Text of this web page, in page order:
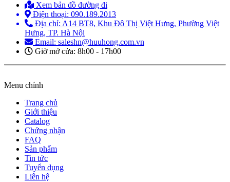
Xem bản đồ đường đi
Điện thoại: 090.189.2013
Địa chỉ: A14 BT8, Khu Đô Thị Việt Hưng, Phường Việt
Hưng, TP. Hà Nội
Email: saleshn@huuhong.com.vn
Giờ mở cửa: 8h00 - 17h00
Menu chính
Trang chủ
Giới thiệu
Catalog
Chứng nhận
FAQ
Sản phẩm
Tin tức
Tuyển dụng
Liên hệ